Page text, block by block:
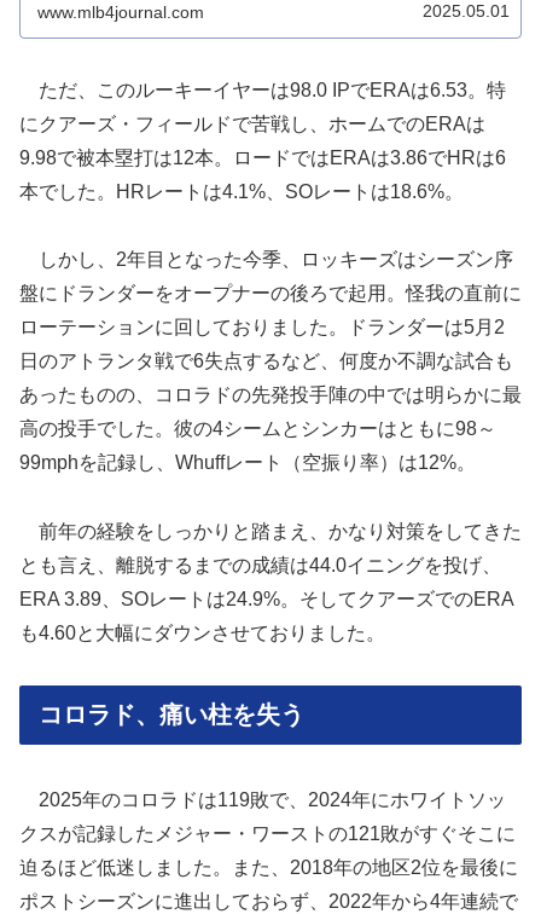
www.mlb4journal.com 2025.05.01
ただ、このルーキーイヤーは98.0 IPでERAは6.53。特
にクアーズ・フィールドで苦戦し、ホームでのERAは
9.98で被本塁打は12本。ロードではERAは3.86でHRは6
本でした。HRレートは4.1%、SOレートは18.6%。
しかし、2年目となった今季、ロッキーズはシーズン序
盤にドランダーをオープナーの後ろで起用。怪我の直前に
ローテーションに回しておりました。ドランダーは5月2
日のアトランタ戦で6失点するなど、何度か不調な試合も
あったものの、コロラドの先発投手陣の中では明らかに最
高の投手でした。彼の4シームとシンカーはともに98～
99mphを記録し、Whuffレート（空振り率）は12%。
前年の経験をしっかりと踏まえ、かなり対策をしてきた
とも言え、離脱するまでの成績は44.0イニングを投げ、
ERA 3.89、SOレートは24.9%。そしてクアーズでのERA
も4.60と大幅にダウンさせておりました。
コロラド、痛い柱を失う
2025年のコロラドは119敗で、2024年にホワイトソッ
クスが記録したメジャー・ワーストの121敗がすぐそこに
迫るほど低迷しました。また、2018年の地区2位を最後に
ポストシーズンに進出しておらず、2022年から4年連続で